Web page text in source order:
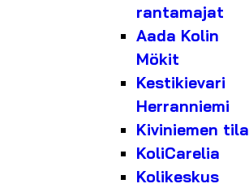
rantamajat
Aada Kolin
Mökit
Kestikievari
Herranniemi
Kiviniemen tila
KoliCarelia
Kolikeskus